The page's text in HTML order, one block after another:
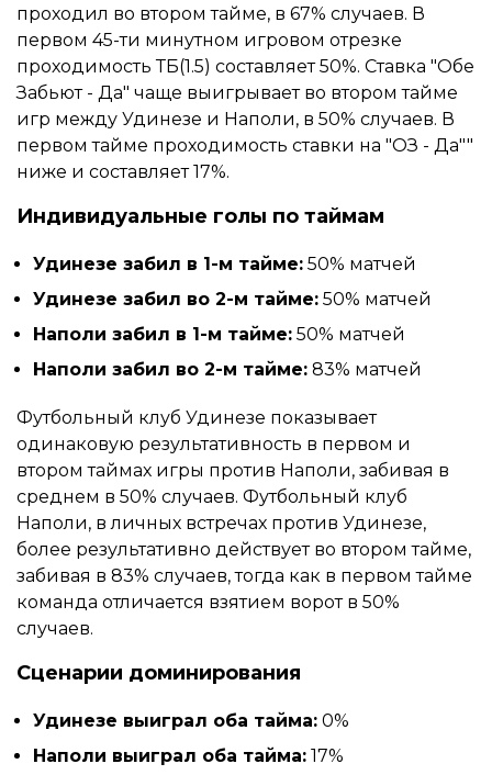
проходил во втором тайме, в 67% случаев. В
первом 45-ти минутном игровом отрезке
проходимость ТБ(1.5) составляет 50%. Ставка "Обе
Забьют - Да" чаще выигрывает во втором тайме
игр между Удинезе и Наполи, в 50% случаев. В
первом тайме проходимость ставки на "ОЗ - Да""
ниже и составляет 17%.
Индивидуальные голы по таймам
Удинезе забил в 1-м тайме: 50% матчей
Удинезе забил во 2-м тайме: 50% матчей
Наполи забил в 1-м тайме: 50% матчей
Наполи забил во 2-м тайме: 83% матчей
Футбольный клуб Удинезе показывает
одинаковую результативность в первом и
втором таймах игры против Наполи, забивая в
среднем в 50% случаев. Футбольный клуб
Наполи, в личных встречах против Удинезе,
более результативно действует во втором тайме,
забивая в 83% случаев, тогда как в первом тайме
команда отличается взятием ворот в 50%
случаев.
Сценарии доминирования
Удинезе выиграл оба тайма: 0%
Наполи выиграл оба тайма: 17%